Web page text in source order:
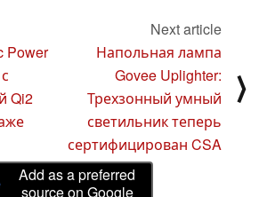
Power
Qi2
Next article
Напольная лампа
Govee Uplighter:
Трехзонный умный
светильник теперь
сертифицирован CSA
⟩
Add as a preferred
source on Google